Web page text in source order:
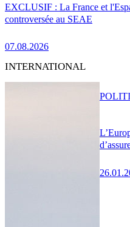
EXCLUSIF : La France et
controversée au SEAE
07.08.2026
INTERNATIONAL